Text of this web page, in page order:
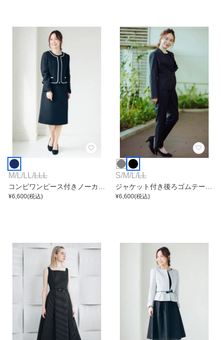
M/L /LL /LLL
コンビワンピース付きノーカラ
ージャケットアンサンブル
¥6,600(税込)
S/M/L /LL
ジャケット付き後ろゴムテーパ
ードパンツ
¥6,600(税込)